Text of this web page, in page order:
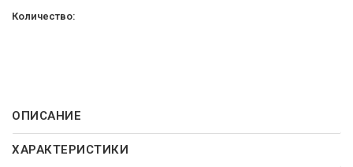
Количество:
ОПИСАНИЕ
ХАРАКТЕРИСТИКИ